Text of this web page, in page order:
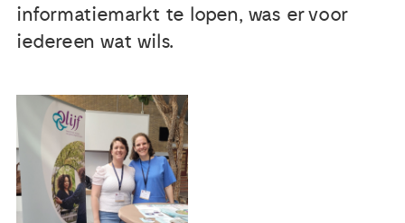
Agenda
Ervaringsdeskundigheid
Over ons
informatiemarkt te lopen, was er voor
iedereen wat wils.